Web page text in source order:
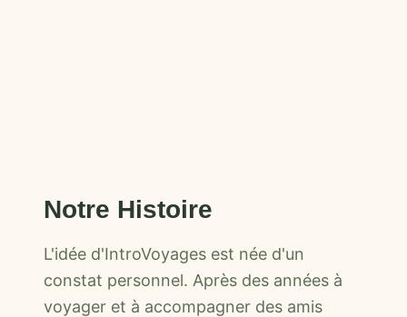
Notre Histoire
L'idée d'IntroVoyages est née d'un
constat personnel. Après des années à
voyager et à accompagner des amis